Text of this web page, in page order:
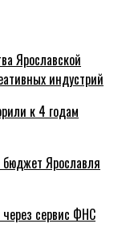
Ярославской
индустрий
к 4 годам
бюджет Ярославля
сервис ФНС